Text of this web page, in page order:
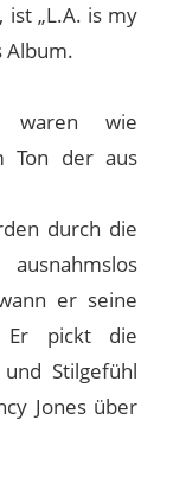
„L.A. is my
Album.
waren wie
Ton der aus
durch die
er seine
Er pickt die
Stilgefühl
Jones über